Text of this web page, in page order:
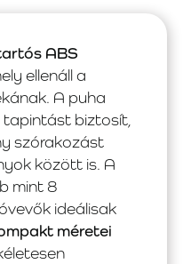
ABS
ellenáll a
A puha
tapintást biztosít,
szórakozást
között is. A
mint 8
ideálisak
méretei